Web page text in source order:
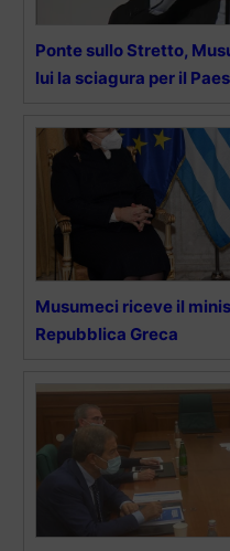
Ponte sullo Stretto,
lui la sciagura per il
Musumeci riceve il
Repubblica Greca